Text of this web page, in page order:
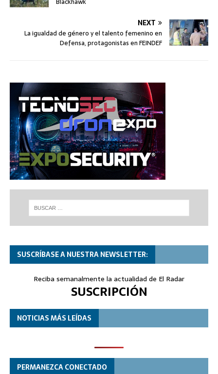
NEXT
La igualdad de género y el talento femenino en
Defensa, protagonistas en FEINDEF
SUSCRÍBASE A NUESTRA NEWSLETTER:
Reciba semanalmente la actualidad de El Radar
SUSCRIPCIÓN
NOTICIAS MÁS LEÍDAS
PERMANEZCA CONECTADO